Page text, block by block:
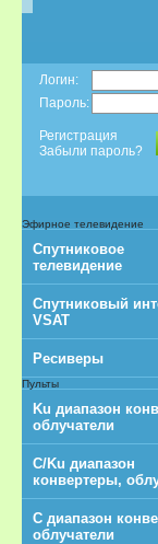
Логин:
Пароль:
Регистрация
Забыли пароль?
Эфирное телевидение
Спутниковое
телевидение
Спутниковый
VSAT
Ресиверы
Пульты
Ku диапазон
облучатели
C/Ku диапазон
конвертеры,
С диапазон
облучатели